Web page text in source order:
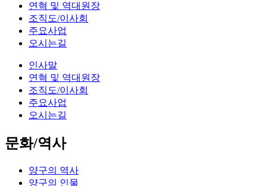
연혁 및 역대원장
조직도/이사회
주요사업
오시는길
인사말
연혁 및 역대원장
조직도/이사회
주요사업
오시는길
문화/역사
양구의 역사
양구의 인물